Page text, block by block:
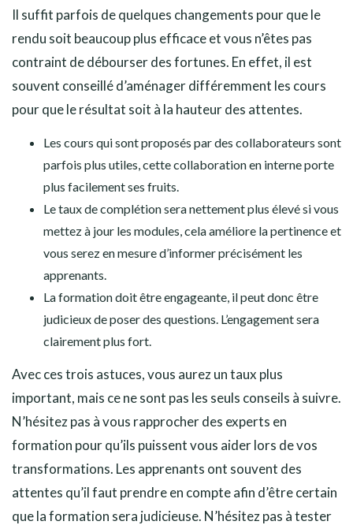
Il suffit parfois de quelques changements pour que le
rendu soit beaucoup plus efficace et vous n’êtes pas
contraint de débourser des fortunes. En effet, il est
souvent conseillé d’aménager différemment les cours
pour que le résultat soit à la hauteur des attentes.
Les cours qui sont proposés par des collaborateurs sont
parfois plus utiles, cette collaboration en interne porte
plus facilement ses fruits.
Le taux de complétion sera nettement plus élevé si vous
mettez à jour les modules, cela améliore la pertinence et
vous serez en mesure d’informer précisément les
apprenants.
La formation doit être engageante, il peut donc être
judicieux de poser des questions. L’engagement sera
clairement plus fort.
Avec ces trois astuces, vous aurez un taux plus
important, mais ce ne sont pas les seuls conseils à suivre.
N’hésitez pas à vous rapprocher des experts en
formation pour qu’ils puissent vous aider lors de vos
transformations. Les apprenants ont souvent des
attentes qu’il faut prendre en compte afin d’être certain
que la formation sera judicieuse. N’hésitez pas à tester